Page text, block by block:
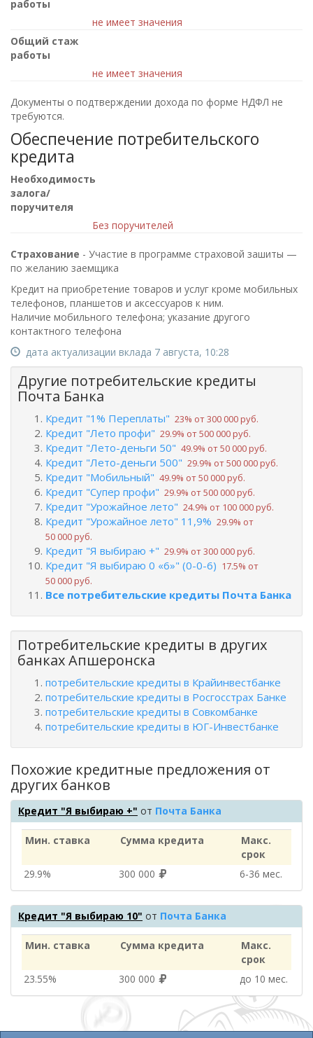
работы
не имеет значения
Общий стаж
работы
не имеет значения
Документы о подтверждении дохода по форме НДФЛ не
требуются.
Обеспечение потребительского
кредита
Необходимость
залога/
поручителя
Без поручителей
Страхование - Участие в программе страховой зашиты —
по желанию заемщика
Кредит на приобретение товаров и услуг кроме мобильных
телефонов, планшетов и аксессуаров к ним.
Наличие мобильного телефона; указание другого
контактного телефона
дата актуализации вклада 7 августа, 10:28
Другие потребительские кредиты
Почта Банка
Кредит "1% Переплаты" 23% от 300 000 руб.
Кредит "Лето профи" 29.9% от 500 000 руб.
Кредит "Лето-деньги 50" 49.9% от 50 000 руб.
Кредит "Лето-деньги 500" 29.9% от 500 000 руб.
Кредит "Мобильный" 49.9% от 50 000 руб.
Кредит "Супер профи" 29.9% от 500 000 руб.
Кредит "Урожайное лето" 24.9% от 100 000 руб.
Кредит "Урожайное лето" 11,9% 29.9% от
50 000 руб.
Кредит "Я выбираю +" 29.9% от 300 000 руб.
Кредит "Я выбираю 0 «6»" (0-0-6) 17.5% от
50 000 руб.
Все потребительские кредиты Почта Банка
Потребительские кредиты в других
банках Апшеронска
потребительские кредиты в Крайинвестбанке
потребительские кредиты в Росгосстрах Банке
потребительские кредиты в Совкомбанке
потребительские кредиты в ЮГ-Инвестбанке
Похожие кредитные предложения от
других банков
Кредит "Я выбираю +" от Почта Банка
Мин. ставка Сумма кредита
Макс.
срок
29.9%
300 000 6‑36 мес.
Кредит "Я выбираю 10" от Почта Банка
Мин. ставка Сумма кредита
Макс.
срок
23.55%
300 000 до 10 мес.